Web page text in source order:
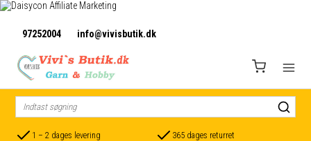
97252004 info@vivisbutik.dk
1 – 2 dages levering
365 dages returret